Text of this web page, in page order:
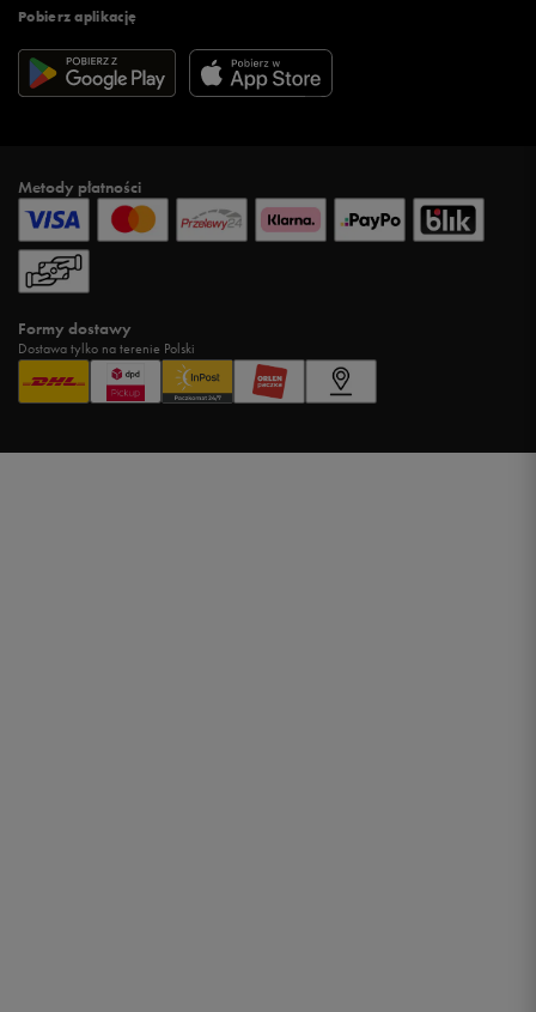
Pobierz aplikację
Metody płatności
Formy dostawy
Dostawa tylko na terenie Polski